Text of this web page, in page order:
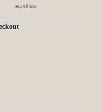
mua full size